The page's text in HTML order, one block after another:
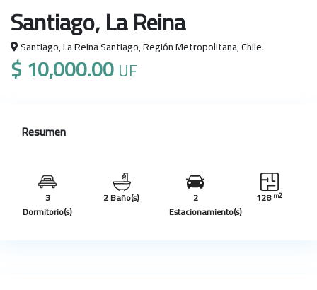
Santiago, La Reina
Santiago, La Reina Santiago, Región Metropolitana, Chile.
$ 10,000.00UF
Resumen
3
Dormitorio(s)
2 Baño(s)
2
Estacionamiento(s)
128m2